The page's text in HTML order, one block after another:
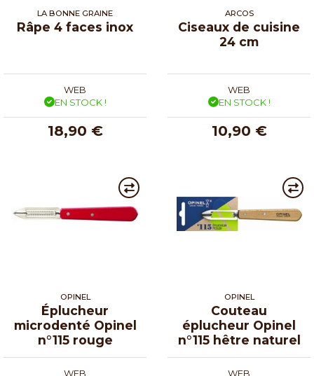
LA BONNE GRAINE
Râpe 4 faces inox
WEB
EN STOCK !
18,90 €
ARCOS
Ciseaux de cuisine
24 cm
WEB
EN STOCK !
10,90 €
OPINEL
Éplucheur
microdenté Opinel
n°115 rouge
WEB
OPINEL
Couteau
éplucheur Opinel
n°115 hêtre naturel
WEB